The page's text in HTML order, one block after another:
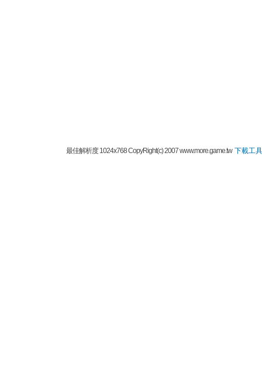
最佳解析度 1024x768 CopyRight(c) 2007 www.more.game.tw下載工